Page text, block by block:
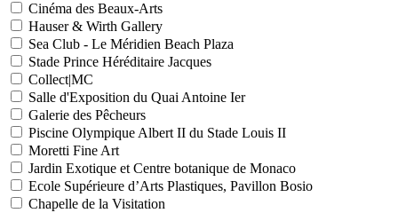
Cinéma des Beaux-Arts
Hauser & Wirth Gallery
Sea Club - Le Méridien Beach Plaza
Stade Prince Héréditaire Jacques
Collect|MC
Salle d'Exposition du Quai Antoine Ier
Galerie des Pêcheurs
Piscine Olympique Albert II du Stade Louis II
Moretti Fine Art
Jardin Exotique et Centre botanique de Monaco
Ecole Supérieure d’Arts Plastiques, Pavillon Bosio
Chapelle de la Visitation